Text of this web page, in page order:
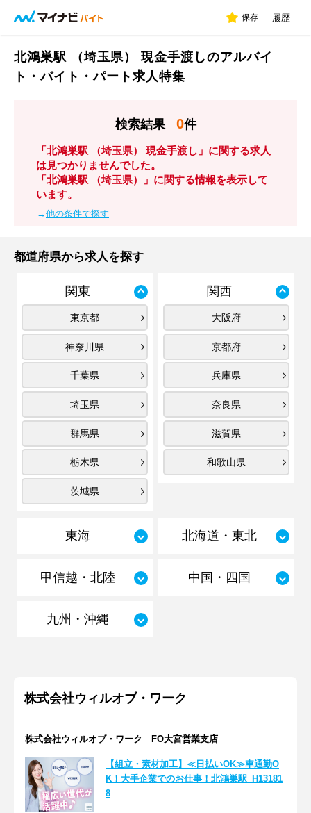
保存 履歴
北鴻巣駅 （埼玉県） 現金手渡しのアルバイ
ト・バイト・パート求人特集
検索結果 0件
「北鴻巣駅 （埼玉県） 現金手渡し」に関する求人
は見つかりませんでした。
「北鴻巣駅 （埼玉県）」に関する情報を表示して
います。
→他の条件で探す
都道府県から求人を探す
関東
東京都
神奈川県
千葉県
埼玉県
群馬県
栃木県
茨城県
関西
大阪府
京都府
兵庫県
奈良県
滋賀県
和歌山県
東海 北海道・東北
甲信越・北陸 中国・四国
九州・沖縄
株式会社ウィルオブ・ワーク
株式会社ウィルオブ・ワーク FO大宮営業支店
【組立・素材加工】≪日払いOK≫車通勤O
K！大手企業でのお仕事！北鴻巣駅_H13181
8